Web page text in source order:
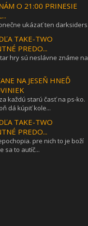
O 21:00 PRINESIE
ukázať ten darksiders
TAKE-TWO
PREDO...
hry sú neslávne známe na
NA JESEŇ HNEĎ
každú starú časť na ps-ko.
dá kúpiť kole...
TAKE-TWO
PREDO...
pre nich to je boží
sa to autíč...